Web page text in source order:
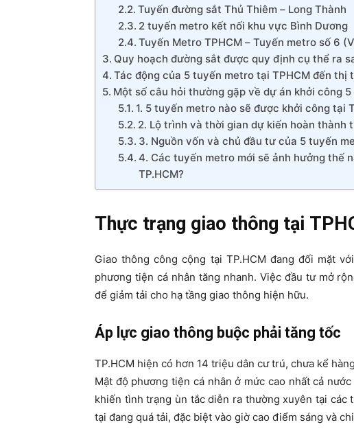
Tuyến đường sắt Thủ Thiêm – Long Thành
2 tuyến metro kết nối khu vực Bình Dương
Tuyến Metro TPHCM – Tuyến metro số 6
Quy hoạch đường sắt được quy định cụ thể ra
Tác động của 5 tuyến metro tại TPHCM đến thị
Một số câu hỏi thường gặp về dự án khởi công
1. 5 tuyến metro nào sẽ được khởi công tại
2. Lộ trình và thời gian dự kiến hoàn thành
3. Nguồn vốn và chủ đầu tư của 5 tuyến
4. Các tuyến metro mới sẽ ảnh hưởng thế
TP.HCM?
Thực trạng giao thông tại
Giao thông công cộng tại TP.HCM đang đối mặt
phương tiện cá nhân tăng nhanh. Việc đầu tư mở
để giảm tải cho hạ tầng giao thông hiện hữu.
Áp lực giao thông buộc phải tăng tốc
TP.HCM hiện có hơn 14 triệu dân cư trú, chưa kể
Mật độ phương tiện cá nhân ở mức cao nhất cả
khiến tình trạng ùn tắc diễn ra thường xuyên tại
tại đang quá tải, đặc biệt vào giờ cao điểm sáng và